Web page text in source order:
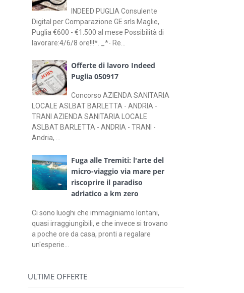
INDEED PUGLIA Consulente
Digital per Comparazione GE srls Maglie,
Puglia €600 - €1.500 al mese Possibilità di
lavorare:4/6/8 ore!!!*. _*- Re...
Offerte di lavoro Indeed
Puglia 050917
Concorso AZIENDA SANITARIA
LOCALE ASLBAT BARLETTA - ANDRIA -
TRANI AZIENDA SANITARIA LOCALE
ASLBAT BARLETTA - ANDRIA - TRANI -
Andria, ...
Fuga alle Tremiti: l'arte del
micro-viaggio via mare per
riscoprire il paradiso
adriatico a km zero
Ci sono luoghi che immaginiamo lontani,
quasi irraggiungibili, e che invece si trovano
a poche ore da casa, pronti a regalare
un'esperie...
ULTIME OFFERTE